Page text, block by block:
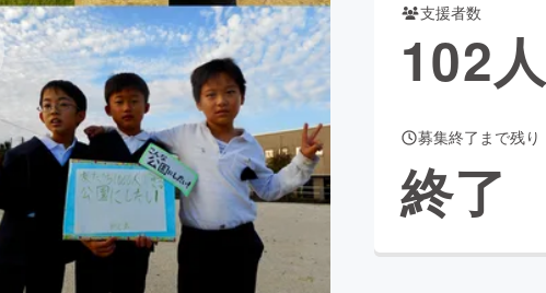
チャレンジ ビューティー・ヘルスケア
CAMPFIRE for Social GoodCAMPFIRE Creation
CAMPFIREふるさと納税machi-yaコミュニティ
支援者数
102人
募集終了まで残り
終了